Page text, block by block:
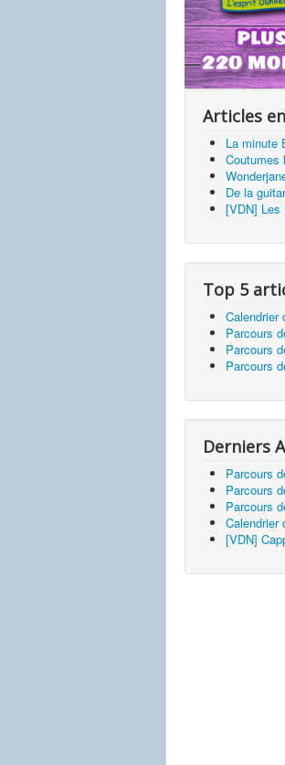
Articles
La minute
Coutumes
De la
[VDN] Les
Top 5
Calendrier
Parcours
Parcours
Parcours
Derniers
Parcours
Parcours
Parcours
Calendrier
[VDN]